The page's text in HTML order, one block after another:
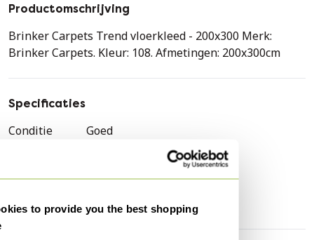
to provide you the best shopping
Productomschrijving
Brinker Carpets Trend vloerkleed - 200x300 Merk:
Brinker Carpets. Kleur: 108. Afmetingen: 200x300cm
Specificaties
Conditie
Goed
Merk
Brinker Carpets